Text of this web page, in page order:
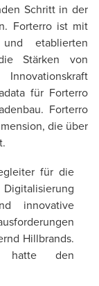
Schritt in der
Forterro ist mit
etablierten
Stärken von
für Forterro
Forterro
die über
für die
innovative
Hillbrands.
hatte den